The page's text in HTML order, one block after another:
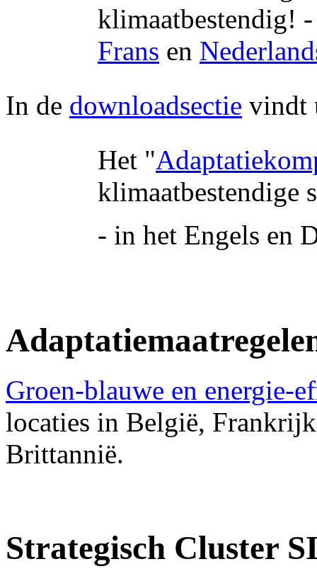
klimaatbestendig!
Frans en
In de downloadsectie vindt
Het "
klimaatbestendige
- in het Engels en
Groen-blauwe en energie-
locaties in België,
Brittannië.
Strategisch Cluster